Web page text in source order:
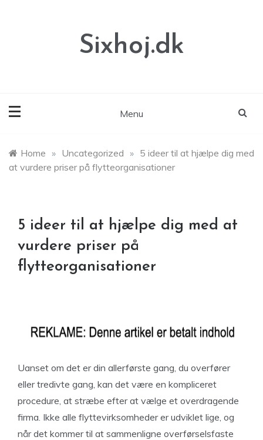
Sixhoj.dk
Menu
Home » Uncategorized » 5 ideer til at hjælpe dig med
at vurdere priser på flytteorganisationer
5 ideer til at hjælpe dig med at
vurdere priser på
flytteorganisationer
Uanset om det er din allerførste gang, du overfører
eller tredivte gang, kan det være en kompliceret
procedure, at stræbe efter at vælge et overdragende
firma. Ikke alle flyttevirksomheder er udviklet lige, og
når det kommer til at sammenligne overførselsfaste